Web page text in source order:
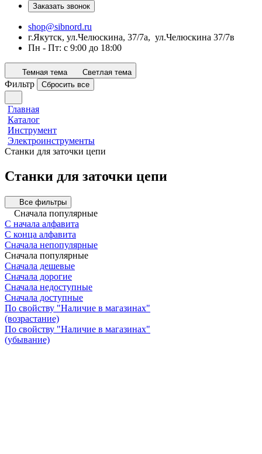
Заказать звонок
shop@sibnord.ru
​г.Якутск, ул.Челюскина, 37/7а, ул.Челюскина 37/7в
Пн - Пт: с 9:00 до 18:00
Темная тема Светлая тема
Фильтр Сбросить все
Главная
Каталог
Инструмент
Электроинструменты
Станки для заточки цепи
Станки для заточки цепи
Все фильтры
Сначала популярные
С начала алфавита
С конца алфавита
Сначала непопулярные
Сначала популярные
Сначала дешевые
Сначала дорогие
Сначала недоступные
Сначала доступные
По свойству "Наличие в магазинах"
(возрастание)
По свойству "Наличие в магазинах"
(убывание)